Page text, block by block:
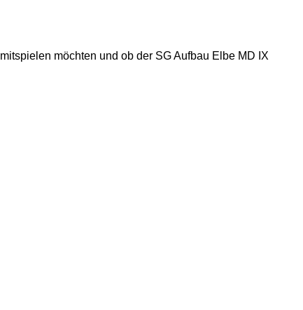
möchten und ob der SG Aufbau Elbe MD IX